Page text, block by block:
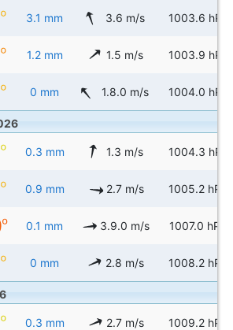
3.1 mm 3.6 m/s 1003.6 hPa
1.2 mm 1.5 m/s 1003.9 hPa
0 mm 1.8.0 m/s 1004.0 hPa
0.3 mm 1.3 m/s 1004.3 hPa
0.9 mm 2.7 m/s 1005.2 hPa
0.1 mm 3.9.0 m/s 1007.0 hPa
0 mm 2.8 m/s 1008.2 hPa
0.3 mm 2.7 m/s 1009.2 hPa